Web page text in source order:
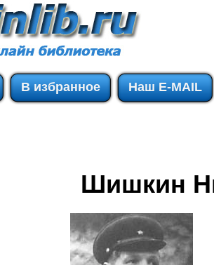
В избранное Наш E-MAIL
Шишкин